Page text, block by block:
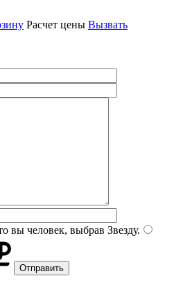
Расчет цены Вызвать
вы человек, выбрав Звезду.